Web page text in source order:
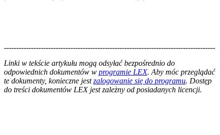
--------------------------------------------------------------------------------------
Linki w tekście artykułu mogą odsyłać bezpośrednio do
odpowiednich dokumentów w programie LEX. Aby móc przeglądać
te dokumenty, konieczne jestzalogowanie się do programu. Dostęp
do treści dokumentów LEX jest zależny od posiadanych licencji.